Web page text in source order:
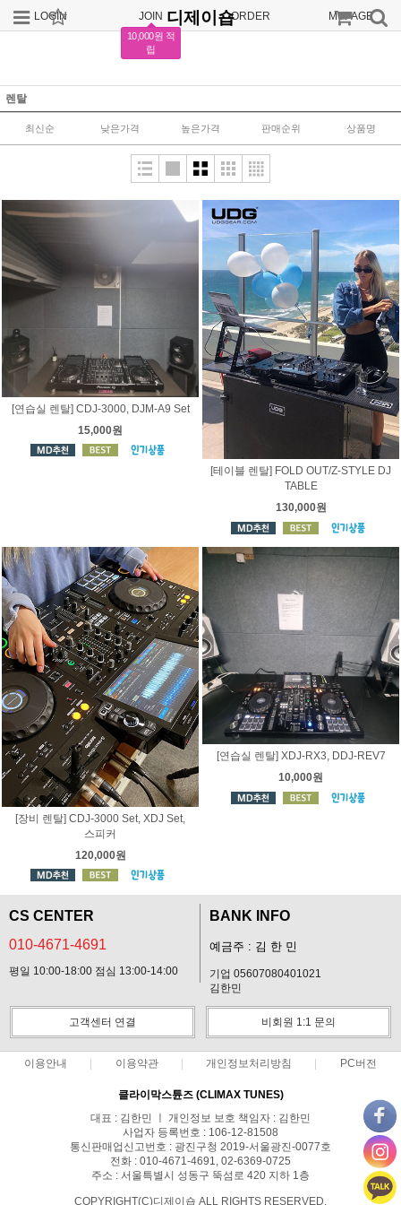
LOGIN JOIN
10,000원 적
립
ORDER MYPAGE
디제이숍
렌탈
최신순 낮은가격 높은가격 판매순위 상품명
[연습실 렌탈] CDJ-3000, DJM-A9 Set
15,000원
[테이블 렌탈] FOLD OUT/Z-STYLE DJ
TABLE
130,000원
[장비 렌탈] CDJ-3000 Set, XDJ Set,
스피커
120,000원
[연습실 렌탈] XDJ-RX3, DDJ-REV7
10,000원
CS CENTER
010-4671-4691
평일 10:00-18:00 점심 13:00-14:00
BANK INFO
예금주 : 김 한 민
기업 05607080401021
김한민
고객센터 연결 비회원 1:1 문의
이용안내 이용약관 개인정보처리방침 PC버전
클라이막스튠즈 (CLIMAX TUNES)
대표 : 김한민 ㅣ 개인정보 보호 책임자 : 김한민
사업자 등록번호 : 106-12-81508
통신판매업신고번호 : 광진구청 2019-서울광진-0077호
전화 : 010-4671-4691, 02-6369-0725
주소 : 서울특별시 성동구 뚝섬로 420 지하 1층
COPYRIGHT(C)디제이숍 ALL RIGHTS RESERVED.